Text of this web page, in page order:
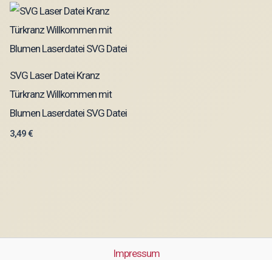
SVG Laser Datei Kranz
Türkranz Willkommen mit
Blumen Laserdatei SVG Datei
3,49€
Impressum